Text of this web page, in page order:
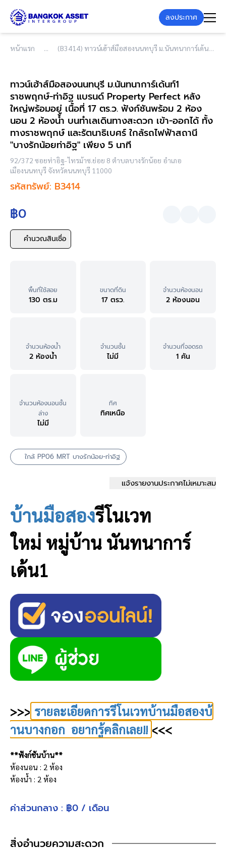
ลงประกาศ
หน้าแรก (B3414) ทาวน์เฮ้าส์มือสองนนทบุรี ม.นันทนาการ์เด้นท์1 ราชพฤกษ์-ท่าอิฐ แบรนด์ Property Perfect หลังใหญ่พร้อมอยู่ เนื้อที่ 17 ตร.ว. ฟังก์ชันพร้อม 2 ห้องนอน 2 ห้องน้ำ บนทำเลเดินทางสะดวก เข้า-ออกได้ ทั้งทางราชพฤกษ์ และรัตนาธิเบศร์ ใกล้รถไฟฟ้าสถานี "บางรักน้อยท่าอิฐ" เพียง 5 นาที
ทาวน์เฮ้าส์มือสองนนทบุรี ม.นันทนาการ์เด้นท์1
ราชพฤกษ์-ท่าอิฐ แบรนด์ Property Perfect หลัง
ใหญ่พร้อมอยู่ เนื้อที่ 17 ตร.ว. ฟังก์ชันพร้อม 2 ห้อง
นอน 2 ห้องน้ำ บนทำเลเดินทางสะดวก เข้า-ออกได้ ทั้ง
ทางราชพฤกษ์ และรัตนาธิเบศร์ ใกล้รถไฟฟ้าสถานี
"บางรักน้อยท่าอิฐ" เพียง 5 นาที
92/372 ซอยท่าอิฐ-ไทรม้าซ.ย่อย 8 ตำบลบางรักน้อย อำเภอ
เมืองนนทบุรี จังหวัดนนทบุรี 11000
รหัสทรัพย์: B3414
฿0
คำนวณสินเชื่อ
พื้นที่ใช้สอย
130 ตร.ม
ขนาดที่ดิน
17 ตรว.
จำนวนห้องนอน
2 ห้องนอน
จำนวนห้องน้ำ
2 ห้องน้ำ
จำนวนชั้น
ไม่มี
จำนวนที่จอดรถ
1 คัน
จำนวนห้องนอนชั้น
ล่าง
ไม่มี
ทิศ
ทิศเหนือ
ใกล้ PP06 MRT บางรักน้อย-ท่าอิฐ
แจ้งรายงานประกาศไม่เหมาะสม
บ้านมือสองรีโนเวท
ใหม่ หมู่บ้าน นันทนาการ์
เด้น1
>>> รายละเอียดการรีโนเวทบ้านมือสองบ้
านบางกอก อยากรู้คลิกเลย!! <<<
**ฟังก์ชันบ้าน**
ห้องนอน : 2 ห้อง
ห้องน้ำ : 2 ห้อง
ที่จอดรถ : 1 คัน
- หน้าบ้านหันไปทาง "ทิศเหนือ"
ค่าส่วนกลาง : ฿0 / เดือน
สิ่งอำนวยความสะดวก